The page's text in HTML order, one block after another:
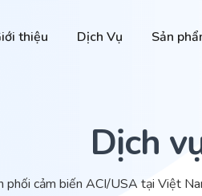
thiệu Dịch Vụ Sản
Dịch
phối cảm biến ACI/USA tại Việt